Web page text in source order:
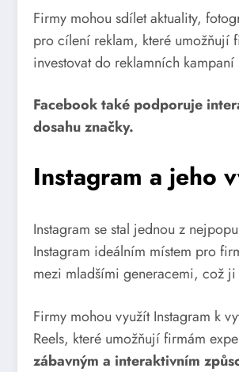
Firmy mohou sdílet aktuality,
pro cílení reklam, které umožňují
investovat do reklamních
Facebook také podporuje
dosahu značky.
Instagram a jeho
Instagram se stal jednou z
Instagram ideálním místem pro
mezi mladšími generacemi, což
Firmy mohou využít Instagram k
Reels, které umožňují firmám
zábavným a interaktivním